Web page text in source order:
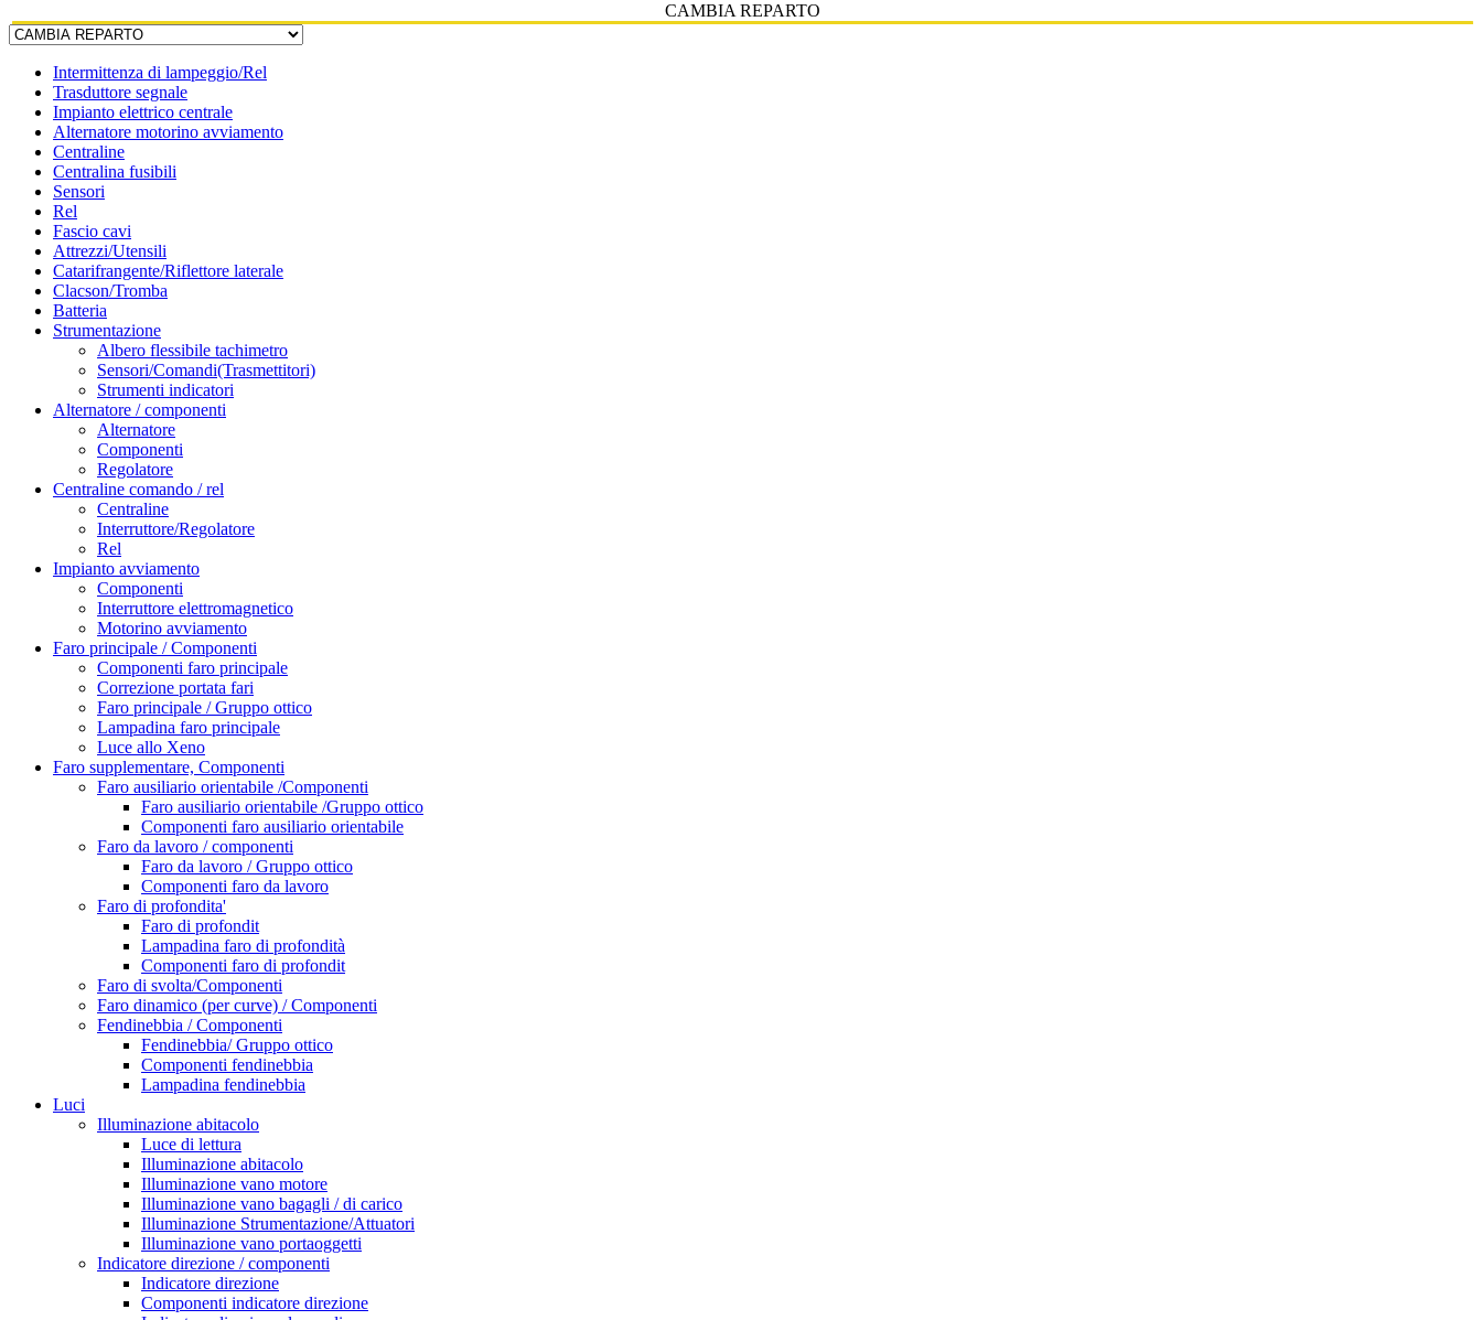
CAMBIA REPARTO
Intermittenza di lampeggio/Rel
Trasduttore segnale
Impianto elettrico centrale
Alternatore motorino avviamento
Centraline
Centralina fusibili
Sensori
Rel
Fascio cavi
Attrezzi/Utensili
Catarifrangente/Riflettore laterale
Clacson/Tromba
Batteria
Strumentazione
Albero flessibile tachimetro
Sensori/Comandi(Trasmettitori)
Strumenti indicatori
Alternatore / componenti
Alternatore
Componenti
Regolatore
Centraline comando / rel
Centraline
Interruttore/Regolatore
Rel
Impianto avviamento
Componenti
Interruttore elettromagnetico
Motorino avviamento
Faro principale / Componenti
Componenti faro principale
Correzione portata fari
Faro principale / Gruppo ottico
Lampadina faro principale
Luce allo Xeno
Faro supplementare, Componenti
Faro ausiliario orientabile /Componenti
Faro ausiliario orientabile /Gruppo ottico
Componenti faro ausiliario orientabile
Faro da lavoro / componenti
Faro da lavoro / Gruppo ottico
Componenti faro da lavoro
Faro di profondita'
Faro di profondit
Lampadina faro di profondità
Componenti faro di profondit
Faro di svolta/Componenti
Faro dinamico (per curve) / Componenti
Fendinebbia / Componenti
Fendinebbia/ Gruppo ottico
Componenti fendinebbia
Lampadina fendinebbia
Luci
Illuminazione abitacolo
Luce di lettura
Illuminazione abitacolo
Illuminazione vano motore
Illuminazione vano bagagli / di carico
Illuminazione Strumentazione/Attuatori
Illuminazione vano portaoggetti
Indicatore direzione / componenti
Indicatore direzione
Componenti indicatore direzione